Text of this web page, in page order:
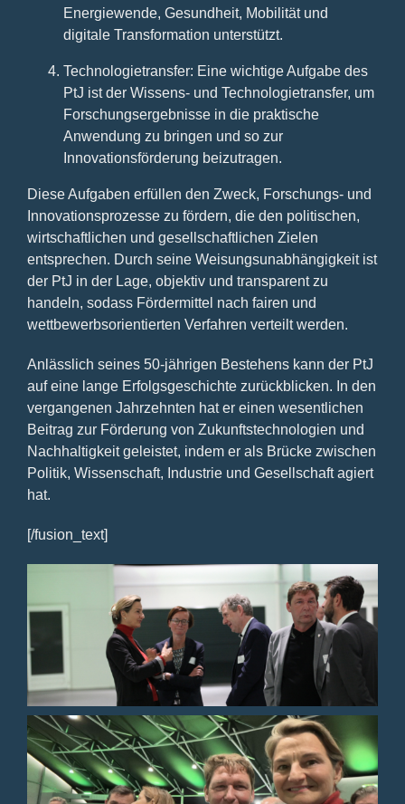
Energiewende, Gesundheit, Mobilität und
digitale Transformation unterstützt.
Technologietransfer: Eine wichtige Aufgabe des
PtJ ist der Wissens- und Technologietransfer, um
Forschungsergebnisse in die praktische
Anwendung zu bringen und so zur
Innovationsförderung beizutragen.
Diese Aufgaben erfüllen den Zweck, Forschungs- und
Innovationsprozesse zu fördern, die den politischen,
wirtschaftlichen und gesellschaftlichen Zielen
entsprechen. Durch seine Weisungsunabhängigkeit ist
der PtJ in der Lage, objektiv und transparent zu
handeln, sodass Fördermittel nach fairen und
wettbewerbsorientierten Verfahren verteilt werden.
Anlässlich seines 50-jährigen Bestehens kann der PtJ
auf eine lange Erfolgsgeschichte zurückblicken. In den
vergangenen Jahrzehnten hat er einen wesentlichen
Beitrag zur Förderung von Zukunftstechnologien und
Nachhaltigkeit geleistet, indem er als Brücke zwischen
Politik, Wissenschaft, Industrie und Gesellschaft agiert
hat.
[/fusion_text]